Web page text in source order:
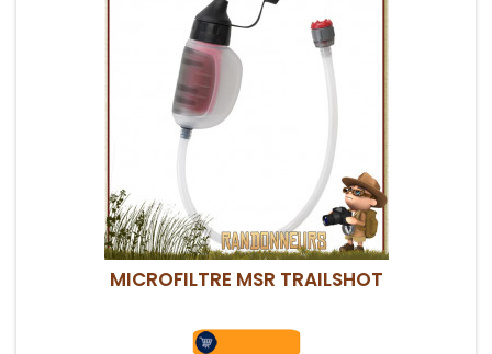
MICROFILTRE MSR TRAILSHOT